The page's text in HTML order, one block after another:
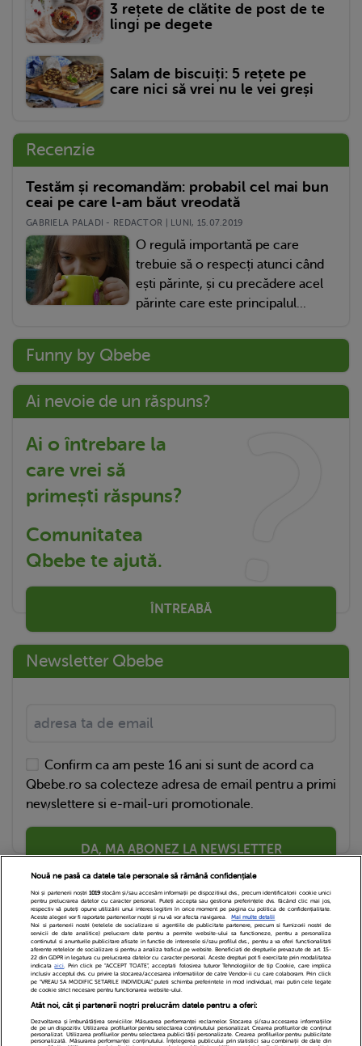
3 rețete de clătite de post de te
lingi pe degete
Salam de biscuiți: 5 rețete pe
care nici să vrei nu le vei greși
Recenzie
Testăm și recomandăm: probabil cel mai bun
ceai pe care l-am băut vreodată
GABRIELA PALADI - REDACTOR | LUNI, 15.07.2019
O regulă importantă pe care
trebuie să o respecți atunci când
ești părinte, și cu precădere acel
părinte care este principalul...
Funny by Qbebe
Ai nevoie de un răspuns?
Ai o întrebare la
care vrei să
primești răspuns?
Comunitatea
Qbebe te ajută.
ÎNTREABĂ
Newsletter Qbebe
Confirm ca am peste 16 ani si sunt de acord ca
Qbebe.ro sa colecteze adresa de email pentru a primi
newslettere si e-mail-uri promotionale.
DA, MA ABONEZ LA NEWSLETTER
Echipa Editoriala Newsletter
Contact
Cariere
Cookies
Politica de confidentialitate
DivaHair Cosmetics
Despre noi
Nouă ne pasă ca datele tale personale să rămână confidențiale
Noi și partenerii noștri 1019stocăm și/sau accesăm informații pe dispozitivul dvs., precum identificatorii cookie unici
pentru prelucrarea datelor cu caracter personal. Puteți accepta sau gestiona preferințele dvs. făcând clic mai jos,
respectiv vă puteți opune utilizării unui interes legitim în orice moment pe pagina cu politica de confidențialitate.
Aceste alegeri vor fi raportate partenerilor noștri și nu vă vor afecta navigarea.
Mai multe detalii
Noi si partenerii nostri (retelele de socializare si agentiile de publicitate partenere, precum si furnizorii nostri de
servicii de date analitice) prelucram date pentru a permite website-ului sa functioneze, pentru a personaliza
continutul si anunturile publicitare afisate in functie de interesele si/sau profilul dvs., pentru a va oferi functionalitati
aferente retelelor de socializare si pentru a analiza traficul pe website. Beneficiati de drepturile prevazute de art. 15-
22 din GDPR in legatura cu prelucrarea datelor cu caracter personal. Aceste drepturi pot fi exercitate prin modalitatea
indicataaici. Prin click pe “ACCEPT TOATE”, acceptati folosirea tuturor Tehnologiilor de tip Cookie, care implica
inclusiv acceptul dvs. cu privire la stocarea/accesarea informatiilor de catre Vendor-ii cu care colaboram. Prin click
pe “VREAU SA MODIFIC SETARILE INDIVIDUAL” puteti schimba preferintele in mod individual, mai putin cele legate
de cookie strict necesare pentru functionarea website-ului.
Atât noi, cât și partenerii noștri prelucrăm datele pentru a oferi:
Dezvoltarea și îmbunătățirea serviciilor. Măsurarea performanței reclamelor. Stocarea și/sau accesarea informațiilor
de pe un dispozitiv. Utilizarea profilurilor pentru selectarea conținutului personalizat. Crearea profilurilor de conținut
personalizat. Utilizarea profilurilor pentru selectarea publicității personalizate. Crearea profilurilor pentru publicitate
personalizată. Măsurarea performanței conținutului. Înțelegerea publicului prin statistici sau combinații de date din